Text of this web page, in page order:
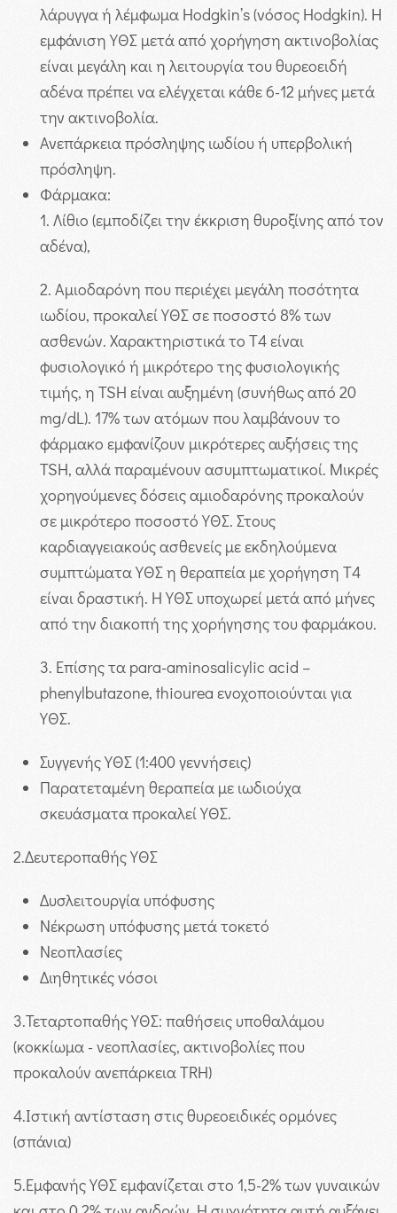
λάρυγγα ή λέμφωμα Hodgkin’s (νόσος Hodgkin). Η
εμφάνιση ΥΘΣ μετά από χορήγηση ακτινοβολίας
είναι μεγάλη και η λειτουργία του θυρεοειδή
αδένα πρέπει να ελέγχεται κάθε 6-12 μήνες μετά
την ακτινοβολία.
Ανεπάρκεια πρόσληψης ιωδίου ή υπερβολική
πρόσληψη.
Φάρμακα:
1. Λίθιο (εμποδίζει την έκκριση θυροξίνης από τον
αδένα),
2. Αμιοδαρόνη που περιέχει μεγάλη ποσότητα
ιωδίου, προκαλεί ΥΘΣ σε ποσοστό 8% των
ασθενών. Χαρακτηριστικά το Τ4 είναι
φυσιολογικό ή μικρότερο της φυσιολογικής
τιμής, η TSH είναι αυξημένη (συνήθως από 20
mg/dL). 17% των ατόμων που λαμβάνουν το
φάρμακο εμφανίζουν μικρότερες αυξήσεις της
TSH, αλλά παραμένουν ασυμπτωματικοί. Μικρές
χορηγούμενες δόσεις αμιοδαρόνης προκαλούν
σε μικρότερο ποσοστό ΥΘΣ. Στους
καρδιαγγειακούς ασθενείς με εκδηλούμενα
συμπτώματα ΥΘΣ η θεραπεία με χορήγηση Τ4
είναι δραστική. Η ΥΘΣ υποχωρεί μετά από μήνες
από την διακοπή της χορήγησης του φαρμάκου.
3. Επίσης τα para-aminosalicylic acid –
phenylbutazone, thiourea ενοχοποιούνται για
ΥΘΣ.
Συγγενής ΥΘΣ (1:400 γεννήσεις)
Παρατεταμένη θεραπεία με ιωδιούχα
σκευάσματα προκαλεί ΥΘΣ.
2.Δευτεροπαθής ΥΘΣ
Δυσλειτουργία υπόφυσης
Νέκρωση υπόφυσης μετά τοκετό
Νεοπλασίες
Διηθητικές νόσοι
3.Τεταρτοπαθής ΥΘΣ: παθήσεις υποθαλάμου
(κοκκίωμα - νεοπλασίες, ακτινοβολίες που
προκαλούν ανεπάρκεια TRH)
4.Ιστική αντίσταση στις θυρεοειδικές ορμόνες
(σπάνια)
5.Εμφανής ΥΘΣ εμφανίζεται στο 1,5-2% των γυναικών